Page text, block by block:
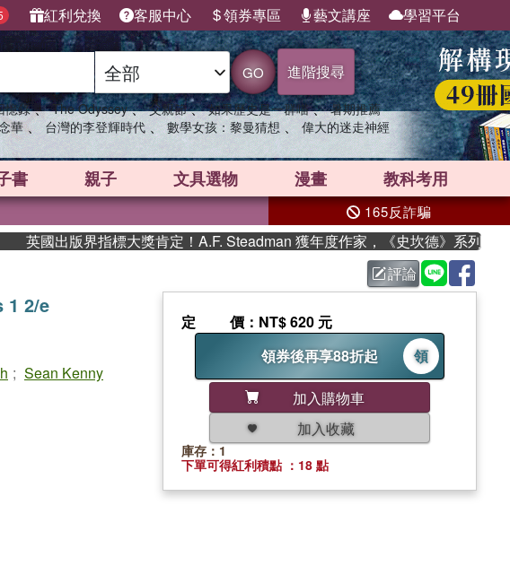
紅利兌換 客服中心 領券專區 藝文講座 學習平台
GO 進階搜尋
憶錄 、 The Odyssey 、 父親節 、 如果歷史是一群喵 、 暑期推薦
華 、 台灣的李登輝時代 、 數學女孩：黎曼猜想 、 偉大的迷走神經
書 親子 文具選物 漫畫 教科考用
165反詐騙
英國出版界指標大獎肯定！A.F. Steadman 獲年度作家，《史坎德》系列帶你踏
評論
1 2/e
; Sean Kenny
定價 ：NT$ 620 元
領券後再享88折起
領
加入購物車
加入收藏
庫存：1
下單可得紅利積點 ：18 點